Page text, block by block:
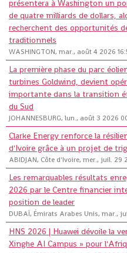
présentera à Washington un
de quatre milliards de dollars,
recherchent des opportunités
traditionnels
WASHINGTON, mar., août 4 2026
La première phase du parc
turbines Goldwind, devient
importante dans la transition
du Sud
JOHANNESBURG, lun., août 3 2026
Clarke Energy renforce la
d'Ivoire grâce à un projet de
ABIDJAN, Côte d'Ivoire, mer., juil. 29
Les remarquables résultats
2026 par le Centre financier
position de leader
DUBAÏ, Émirats Arabes Unis, mar.,
HNS 2026 | Huawei dévoile la
Xinghe AI Campus » pour